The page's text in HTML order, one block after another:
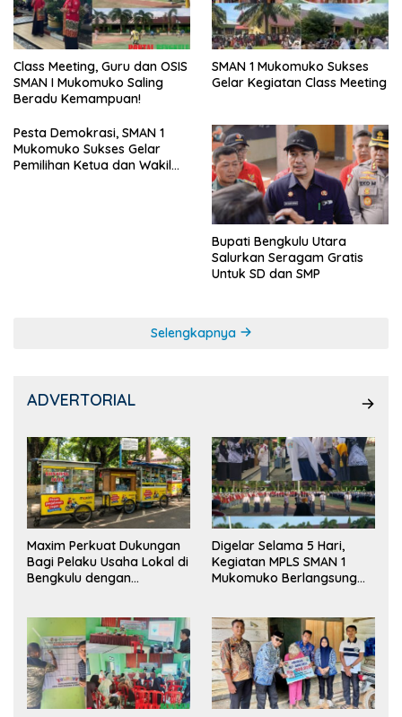
Class Meeting, Guru dan OSIS
SMAN I Mukomuko Saling
Beradu Kemampuan!
SMAN 1 Mukomuko Sukses
Gelar Kegiatan Class Meeting
Pesta Demokrasi, SMAN 1
Mukomuko Sukses Gelar
Pemilihan Ketua dan Wakil
Bupati Bengkulu Utara
Salurkan Seragam Gratis
Untuk SD dan SMP
Selengkapnya
ADVERTORIAL
Maxim Perkuat Dukungan
Bagi Pelaku Usaha Lokal di
Bengkulu dengan
Pasar
Digelar Selama 5 Hari,
Kegiatan MPLS SMAN 1
Mukomuko Berlangsung